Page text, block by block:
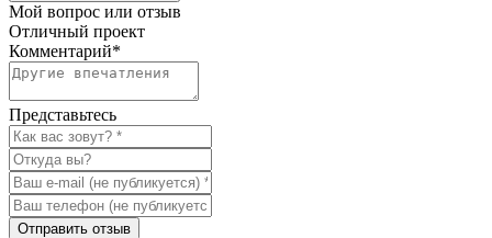
Мой вопрос или отзыв
Отличный проект
Комментарий*
Представьтесь
Отправить отзыв